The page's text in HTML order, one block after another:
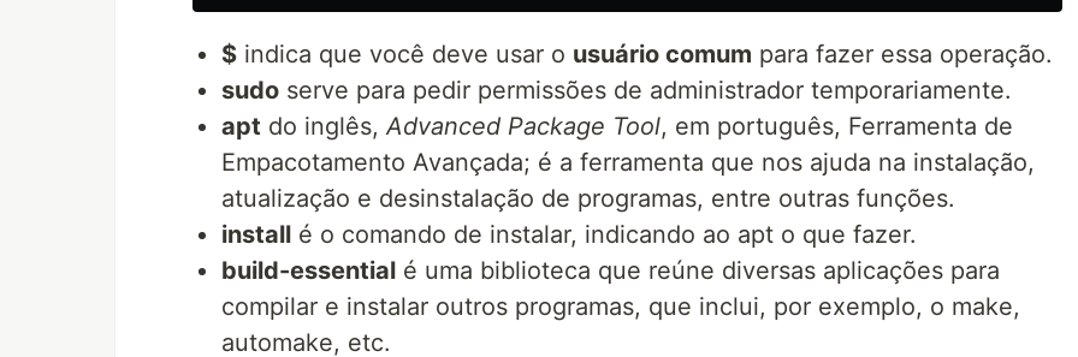
$ indica que você deve usar o usuário comum para fazer essa operação.
sudo serve para pedir permissões de administrador temporariamente.
apt do inglês,Advanced Package Tool, em português, Ferramenta de
Empacotamento Avançada; é a ferramenta que nos ajuda na instalação,
atualização e desinstalação de programas, entre outras funções.
install é o comando de instalar, indicando ao apt o que fazer.
build-essential é uma biblioteca que reúne diversas aplicações para
compilar e instalar outros programas, que inclui, por exemplo, o make,
automake, etc.